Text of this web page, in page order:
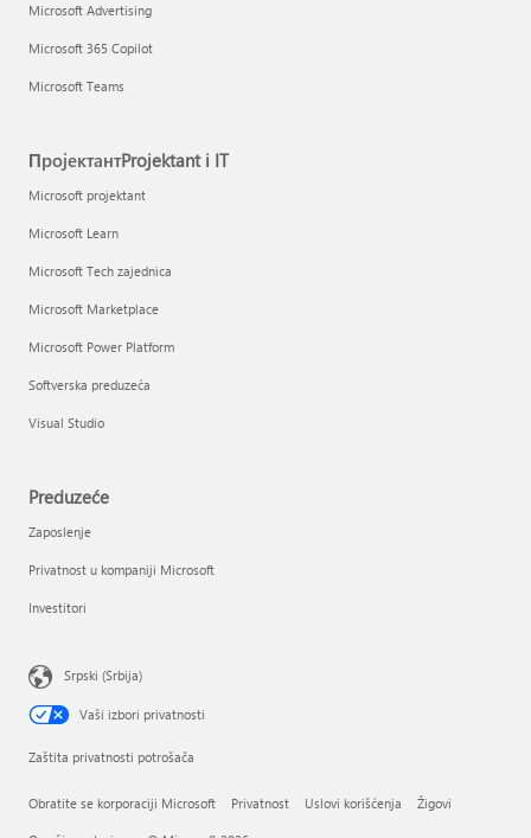
Microsoft Advertising
Microsoft 365 Copilot
Microsoft Teams
ПројектантProjektant i IT
Microsoft projektant
Microsoft Learn
Microsoft Tech zajednica
Microsoft Marketplace
Microsoft Power Platform
Softverska preduzeća
Visual Studio
Preduzeće
Zaposlenje
Privatnost u kompaniji Microsoft
Investitori
Srpski (Srbija)
Vaši izbori privatnosti
Zaštita privatnosti potrošača
Obratite se korporaciji Microsoft Privatnost Uslovi korišćenja Žigovi